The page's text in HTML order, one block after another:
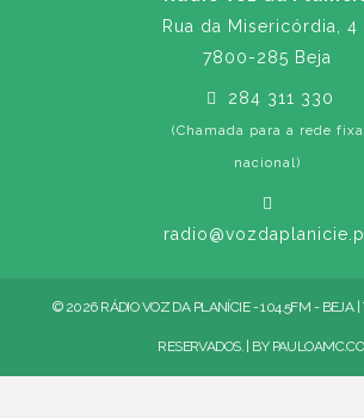
Rua da Misericórdia, 4
7800-285 Beja
284 311 330
(Chamada para a rede fixa
nacional)
© 2026 RÁDIO VOZ DA PLANÍCIE - 104.5FM - BEJA |
RESERVADOS. | BY